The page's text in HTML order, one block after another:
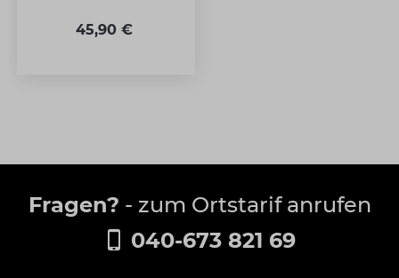
45,90 €
Fragen? - zum Ortstarif anrufen
040-673 821 69